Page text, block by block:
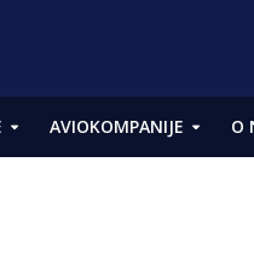
AVIOKOMPANIJE O